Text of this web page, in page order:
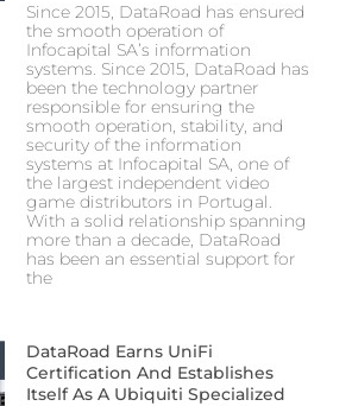
Since 2015, DataRoad has ensured
the smooth operation of
Infocapital SA’s information
systems. Since 2015, DataRoad has
been the technology partner
responsible for ensuring the
smooth operation, stability, and
security of the information
systems at Infocapital SA, one of
the largest independent video
game distributors in Portugal.
With a solid relationship spanning
more than a decade, DataRoad
has been an essential support for
the
DataRoad Earns UniFi
Certification And Establishes
Itself As A Ubiquiti Specialized